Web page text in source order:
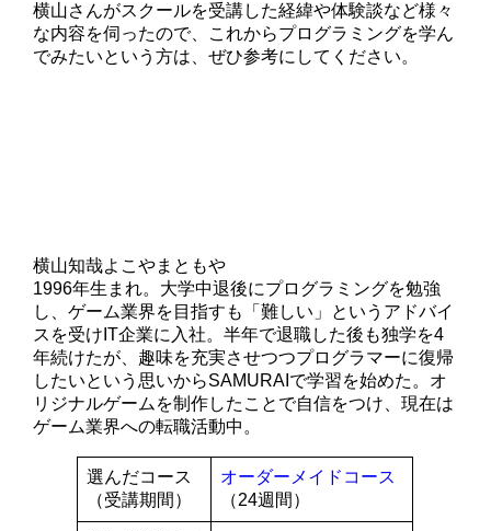
横山さんがスクールを受講した経緯や体験談など様々
な内容を伺ったので、これからプログラミングを学ん
でみたいという方は、ぜひ参考にしてください。
横山知哉よこやまともや
1996年生まれ。大学中退後にプログラミングを勉強
し、ゲーム業界を目指すも「難しい」というアドバイ
スを受けIT企業に入社。半年で退職した後も独学を4
年続けたが、趣味を充実させつつプログラマーに復帰
したいという思いからSAMURAIで学習を始めた。オ
リジナルゲームを制作したことで自信をつけ、現在は
ゲーム業界への転職活動中。
選んだコース
（受講期間）
オーダーメイドコース
（24週間）